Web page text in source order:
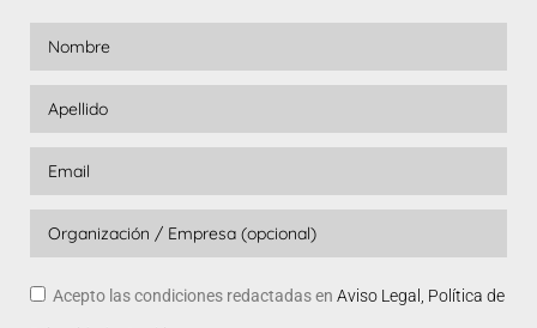
Acepto las condiciones redactadas en Aviso Legal, Política de